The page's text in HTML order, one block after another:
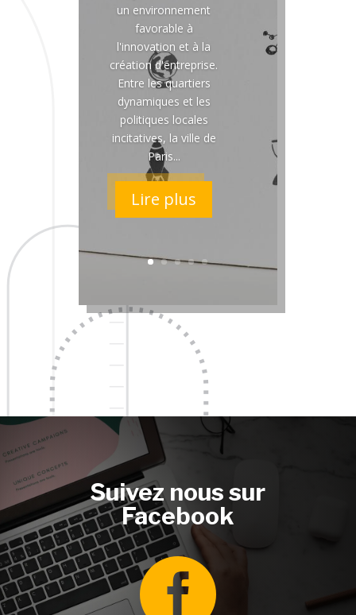
un environnement
favorable à
l'innovation et à la
création d'entreprise.
Entre les quartiers
dynamiques et les
politiques locales
incitatives, la ville de
Paris...
Lire plus
Suivez nous sur
Facebook
